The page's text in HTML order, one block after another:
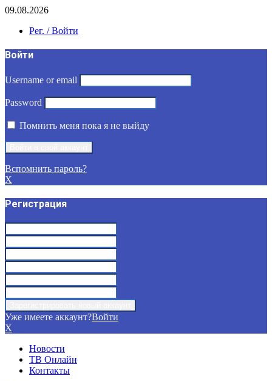
09.08.2026
Рег. / Войти
Войти
Username or email
Password
Помнить меня пока я не выйду
Вспомнить пароль?
X
Регистрация
Уже имеете аккаунт?Войти
X
Новости
ТВ Онлайн
Контакты